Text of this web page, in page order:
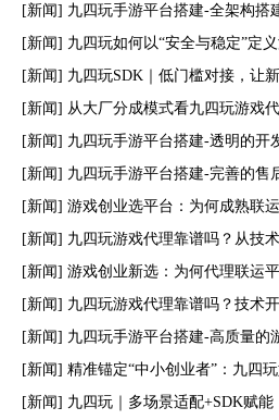
[新闻] 九四玩手游平台搭建-全架构搭
[新闻] 从大厂分成模式看九四玩游戏
[新闻] 游戏创业选平台：为何成熟联
[新闻] 游戏创业新选：为何代理联运
[新闻] 九四玩手游平台搭建-高质量的